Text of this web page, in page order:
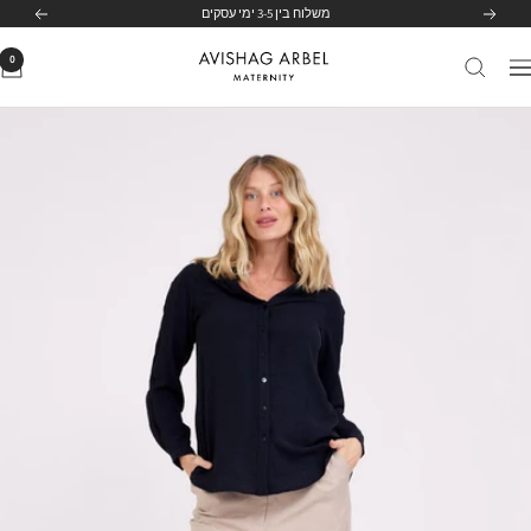
הקודם משלוח בין 3-5 ימי עסקים הבא
ניווט
Avishag
0